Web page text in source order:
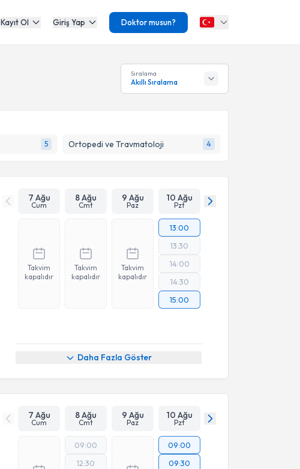
Kayıt Ol Giriş Yap Doktor musun?
Sıralama
Akıllı Sıralama
5 Ortopedi ve Travmatoloji 4
7 Ağu
Cum
8 Ağu
Cmt
9 Ağu
Paz
10 Ağu
Pzt
Takvim
kapalıdır
Takvim
kapalıdır
Takvim
kapalıdır
13:00
13:30
14:00
14:30
15:00
Daha Fazla Göster
7 Ağu
Cum
8 Ağu
Cmt
9 Ağu
Paz
10 Ağu
Pzt
09:00
12:30
09:00
09:30